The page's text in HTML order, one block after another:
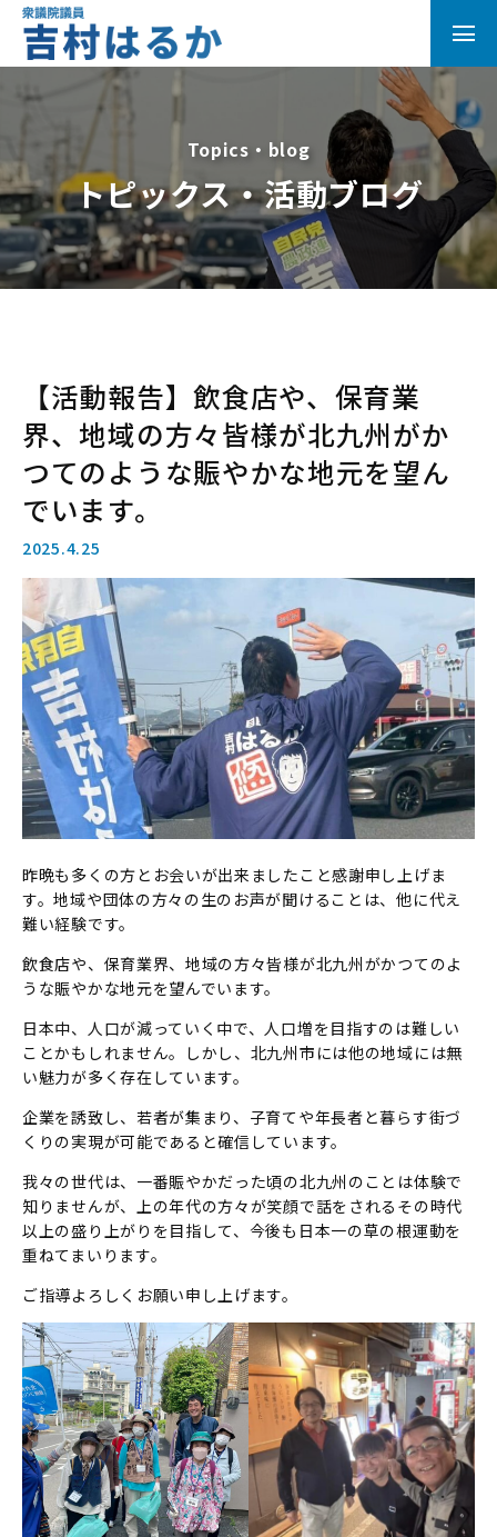
Topics・blog
トピックス・活動ブログ
【活動報告】飲食店や、保育業
界、地域の方々皆様が北九州がか
つてのような賑やかな地元を望ん
でいます。
2025.4.25
昨晩も多くの方とお会いが出来ましたこと感謝申し上げま
す。地域や団体の方々の生のお声が聞けることは、他に代え
難い経験です。
飲食店や、保育業界、地域の方々皆様が北九州がかつてのよ
うな賑やかな地元を望んでいます。
日本中、人口が減っていく中で、人口増を目指すのは難しい
ことかもしれません。しかし、北九州市には他の地域には無
い魅力が多く存在しています。
企業を誘致し、若者が集まり、子育てや年長者と暮らす街づ
くりの実現が可能であると確信しています。
我々の世代は、一番賑やかだった頃の北九州のことは体験で
知りませんが、上の年代の方々が笑顔で話をされるその時代
以上の盛り上がりを目指して、今後も日本一の草の根運動を
重ねてまいります。
ご指導よろしくお願い申し上げます。